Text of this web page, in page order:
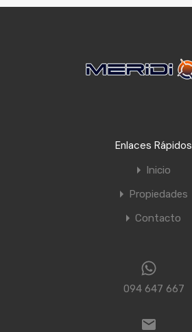
Enlaces Rápidos
Inicio
Propiedades
Contacto
094 647 667